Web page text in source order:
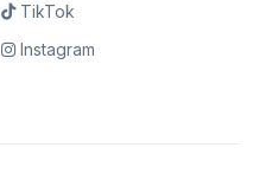
TikTok
Instagram